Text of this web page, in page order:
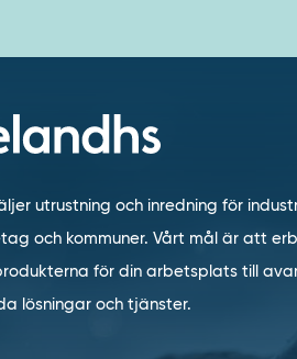
utrustning och inredning för
och kommuner. Vårt mål är att
för din arbetsplats till
lösningar och tjänster.